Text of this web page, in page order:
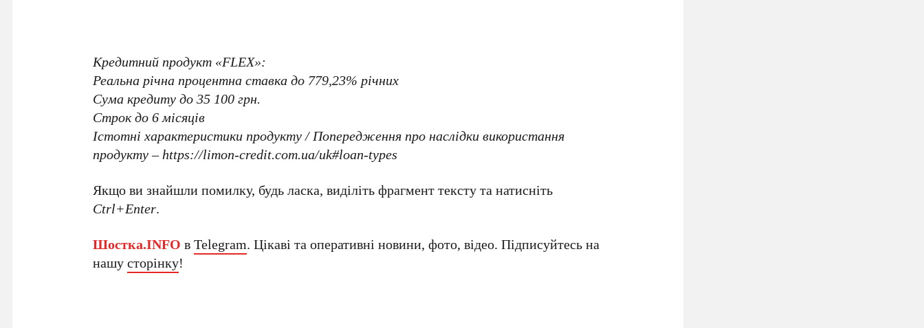
Кредитний продукт «FLEX»:
Реальна річна процентна ставка до 779,23% річних
Сума кредиту до 35 100 грн.
Строк до 6 місяців
Істотні характеристики продукту / Попередження про наслідки використання
продукту – https://limon-credit.com.ua/uk#loan-types
Якщо ви знайшли помилку, будь ласка, виділіть фрагмент тексту та натисніть
Ctrl+Enter.
Шостка.INFO вTelegram. Цікаві та оперативні новини, фото, відео. Підписуйтесь на
нашусторінку!